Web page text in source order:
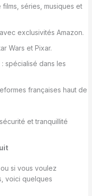
séries, musiques et
exclusivités Amazon.
Wars et Pixar.
: spécialisé dans les
françaises haut de
et tranquillité
ou si vous voulez
voici quelques